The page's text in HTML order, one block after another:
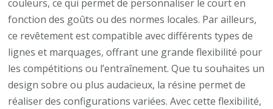
couleurs, ce qui permet de personnaliser le court en
fonction des goûts ou des normes locales. Par ailleurs,
ce revêtement est compatible avec différents types de
lignes et marquages, offrant une grande flexibilité pour
les compétitions ou l’entraînement. Que tu souhaites un
design sobre ou plus audacieux, la résine permet de
réaliser des configurations variées. Avec cette flexibilité,